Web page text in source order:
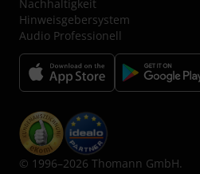
Nachhaltigkeit
Hinweisgebersystem
Audio Professionell
© 1996–2026 Thomann GmbH.